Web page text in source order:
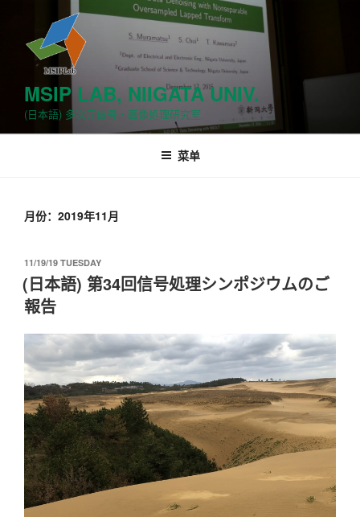
MSIP LAB, NIIGATA UNIV.
(日本語) 多次元信号・画像処理研究室
菜单
月份：2019年11月
发
布
于
11/19/19 TUESDAY
(日本語) 第34回信号処理シンポジウムのご
報告